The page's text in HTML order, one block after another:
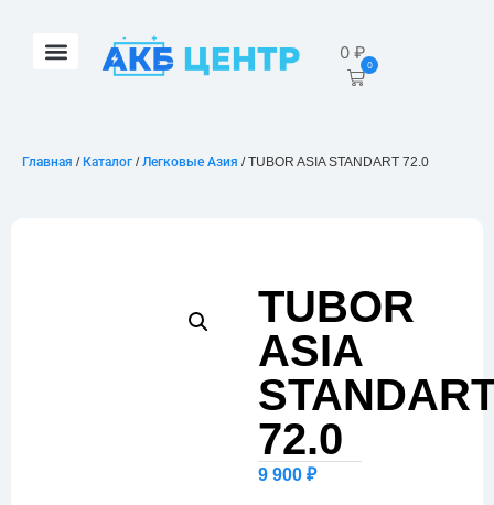
0₽
0
Главная / Каталог /Легковые Азия / TUBOR ASIA STANDART 72.0
TUBOR
ASIA
72.0
9 900 ₽